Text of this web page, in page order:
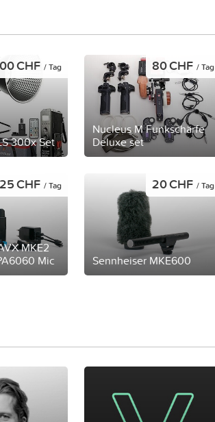
300x Set
CHF/ Tag
Nucleus M Funkschärfe
Deluxe set
80 CHF / Tag
MKE2
Mic
25 CHF/ Tag
Sennheiser MKE600
20 CHF / Tag